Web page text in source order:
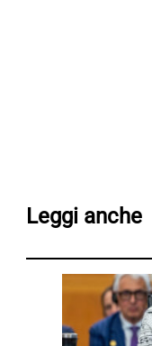
Leggi anche